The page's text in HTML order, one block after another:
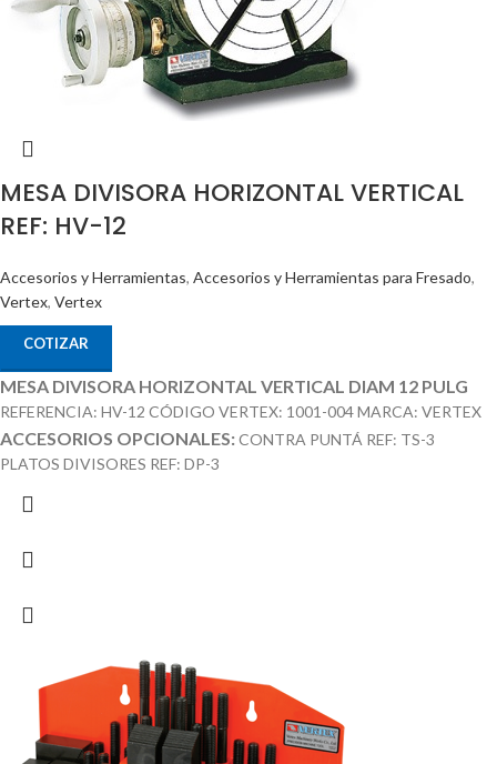
MESA DIVISORA HORIZONTAL VERTICAL
REF: HV-12
Accesorios y Herramientas, Accesorios y Herramientas para Fresado,
Vertex, Vertex
COTIZAR
MESA DIVISORA HORIZONTAL VERTICAL DIAM 12 PULG
REFERENCIA: HV-12 CÓDIGO VERTEX: 1001-004 MARCA: VERTEX
ACCESORIOS OPCIONALES:CONTRA PUNTÁ REF: TS-3
PLATOS DIVISORES REF: DP-3